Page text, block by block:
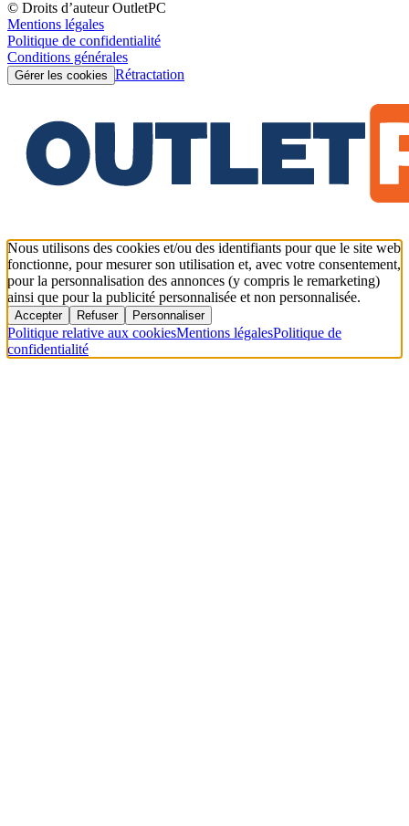
© Droits d’auteur OutletPC
Mentions légales
Politique de confidentialité
Conditions générales
Gérer les cookies Rétractation
Nous utilisons des cookies et/ou des identifiants pour que le site web
fonctionne, pour mesurer son utilisation et, avec votre consentement,
pour la personnalisation des annonces (y compris le remarketing)
ainsi que pour la publicité personnalisée et non personnalisée.
Accepter Refuser Personnaliser
Politique relative aux cookiesMentions légalesPolitique de
confidentialité